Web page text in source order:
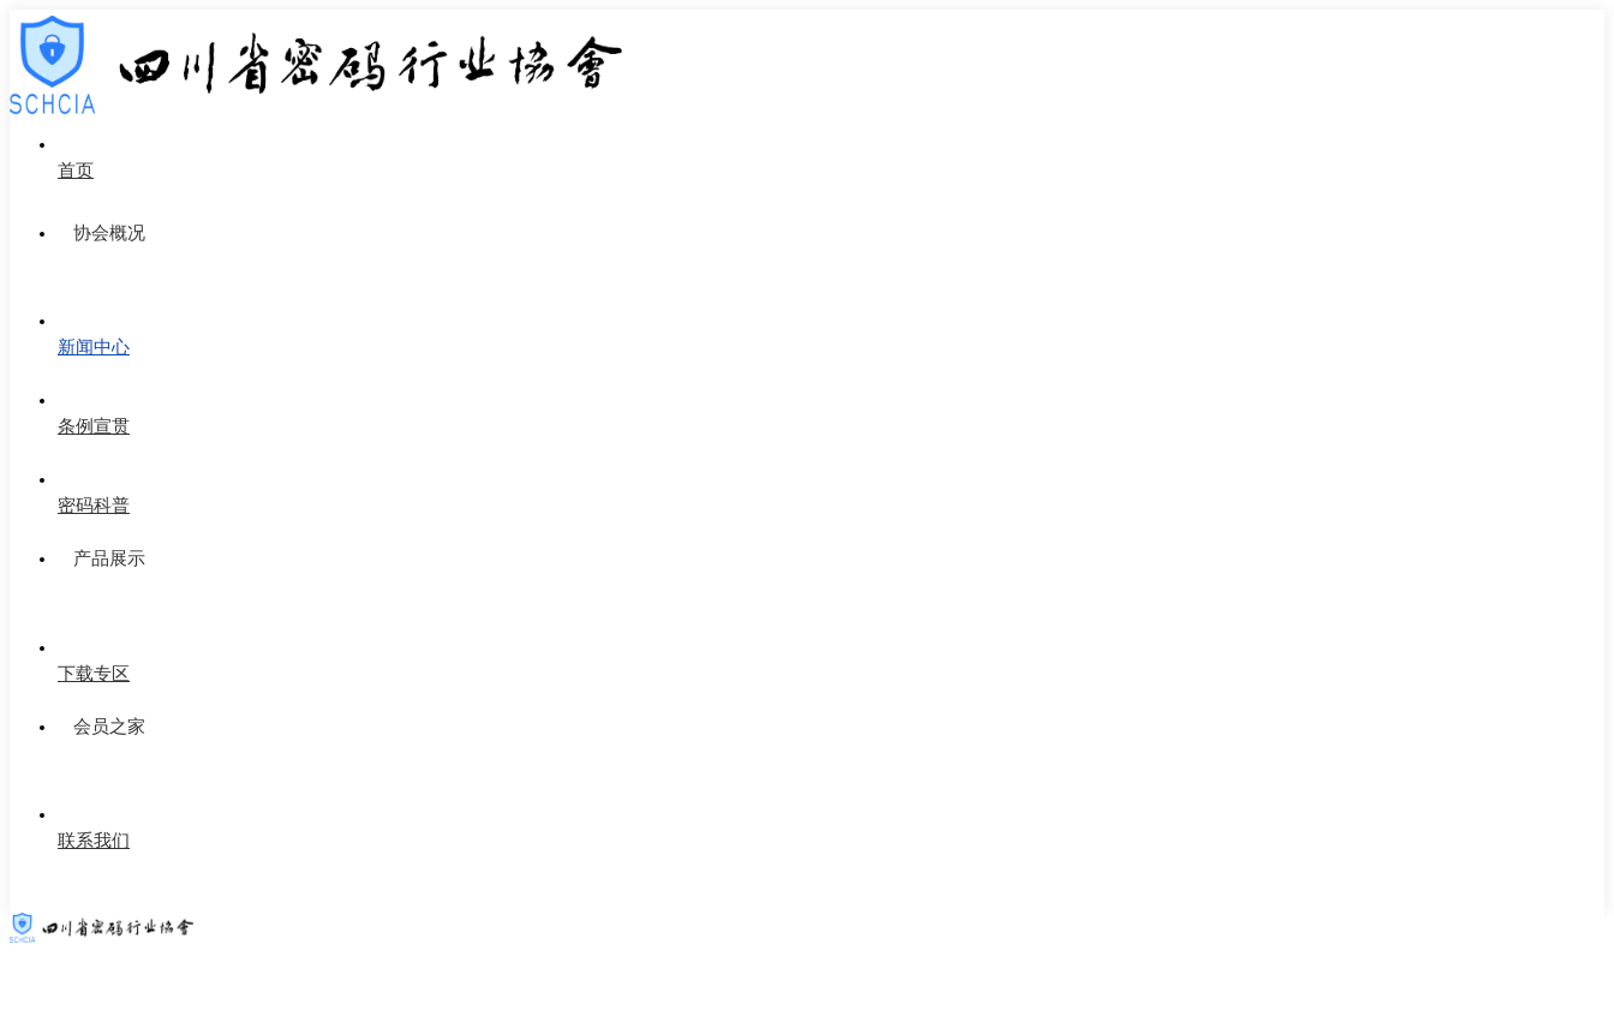
首页
协会概况
新闻中心
条例宣贯
密码科普
产品展示
下载专区
会员之家
联系我们